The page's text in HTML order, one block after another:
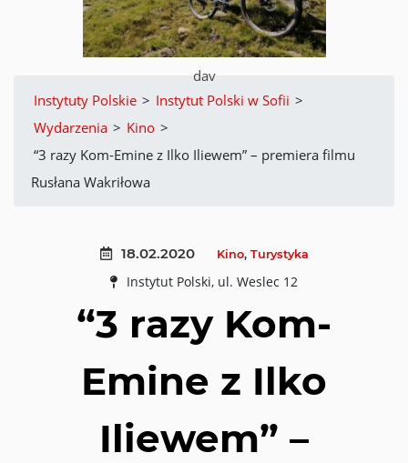
dav
Instytuty Polskie > Instytut Polski w Sofii >
Wydarzenia > Kino >
“3 razy Kom-Emine z Ilko Iliewem” – premiera filmu
Rusłana Wakriłowa
18.02.2020 Kino, Turystyka
Instytut Polski, ul. Weslec 12
“3 razy Kom-
Emine z Ilko
Iliewem” –